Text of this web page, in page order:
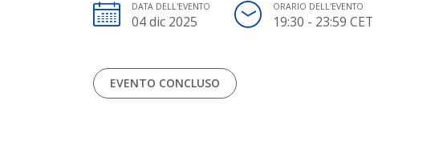
DATA DELL'EVENTO
04 dic 2025
ORARIO DELL'EVENTO
19:30 - 23:59 CET
EVENTO CONCLUSO